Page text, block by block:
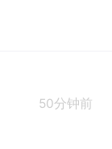
50分钟前